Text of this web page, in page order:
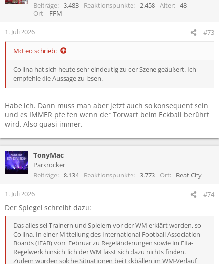
Beiträge
3.483 Reaktionspunkte 2.458 Alter
48
Ort
FFM
1. Juli 2026 #73
McLeo schrieb:
Collina hat sich heute sehr eindeutig zu der Szene geäußert. Ich
empfehle die Aussage zu lesen.
Habe ich. Dann muss man aber jetzt auch so konsequent sein
und es IMMER pfeifen wenn der Torwart beim Eckball berührt
wird. Also quasi immer.
TonyMac
Parkrocker
Beiträge
8.134 Reaktionspunkte 3.773 Ort Beat City
1. Juli 2026 #74
Der Spiegel schreibt dazu:
Das alles sei Trainern und Spielern vor der WM erklärt worden, so
Collina. In einer Mitteilung des International Football Association
Boards (IFAB) vom Februar zu Regeländerungen sowie im Fifa-
Regelwerk hinsichtlich der WM lässt sich dazu nichts finden.
Zudem wurden solche Situationen bei Eckbällen im WM-Verlauf